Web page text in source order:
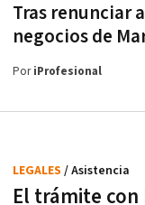
Tras renunciar
negocios de
PoriProfesional
El trámite con
LEGALES / Asistencia